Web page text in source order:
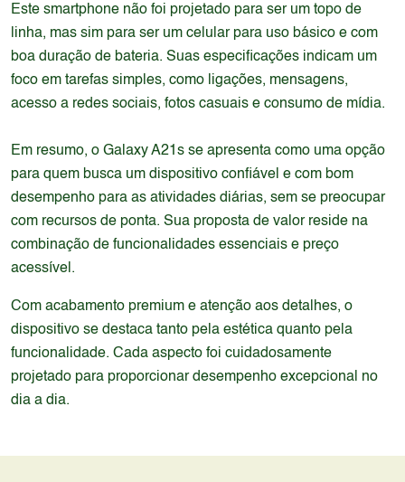
Este smartphone não foi projetado para ser um topo de
linha, mas sim para ser um celular para uso básico e com
boa duração de bateria. Suas especificações indicam um
foco em tarefas simples, como ligações, mensagens,
acesso a redes sociais, fotos casuais e consumo de mídia.
Em resumo, o Galaxy A21s se apresenta como uma opção
para quem busca um dispositivo confiável e com bom
desempenho para as atividades diárias, sem se preocupar
com recursos de ponta. Sua proposta de valor reside na
combinação de funcionalidades essenciais e preço
acessível.
Com acabamento premium e atenção aos detalhes, o
dispositivo se destaca tanto pela estética quanto pela
funcionalidade. Cada aspecto foi cuidadosamente
projetado para proporcionar desempenho excepcional no
dia a dia.